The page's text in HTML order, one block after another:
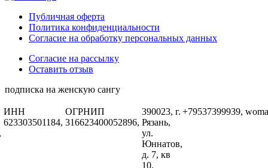
Публичная оферта
Политика конфиденциальности
Согласие на обработку персональных данных
Согласие на рассылку
Оставить отзыв
подписка на женскую сангу
ИНН
623303501184,
ОГРНИП
316623400052896,
390023, г.
Рязань,
ул.
Юннатов,
д. 7, кв
10,
+79537399939,